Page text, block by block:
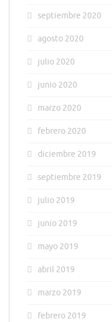
septiembre 2020
agosto 2020
julio 2020
junio 2020
marzo 2020
febrero 2020
diciembre 2019
septiembre 2019
julio 2019
junio 2019
mayo 2019
abril 2019
marzo 2019
febrero 2019